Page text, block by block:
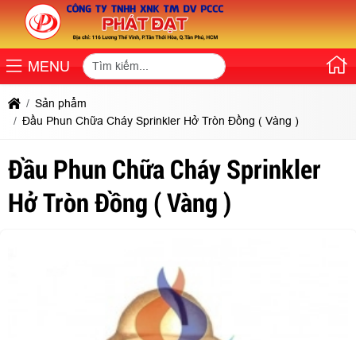
MENU
Sản phẩm
Đầu Phun Chữa Cháy Sprinkler Hở Tròn Đồng ( Vàng )
Đầu Phun Chữa Cháy Sprinkler
Hở Tròn Đồng ( Vàng )